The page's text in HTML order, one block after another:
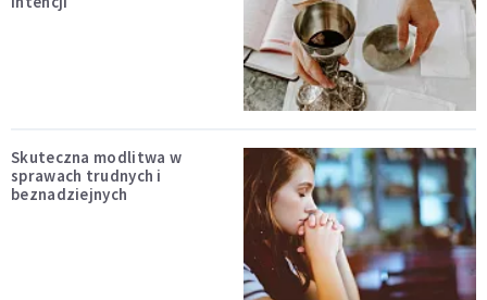
Skuteczna modlitwa w
sprawach trudnych i
beznadziejnych